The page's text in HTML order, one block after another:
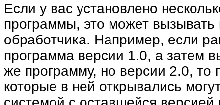
Если у вас установлено
программы, это может
обработчика. Например, если
программа версии 1.0, а затем
же программу, но версии 2.0,
которые в ней открывались